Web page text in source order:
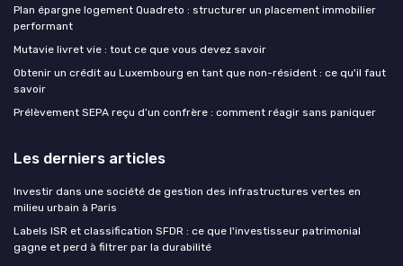
Plan épargne logement Quadreto : structurer un placement immobilier
performant
Mutavie livret vie : tout ce que vous devez savoir
Obtenir un crédit au Luxembourg en tant que non-résident : ce qu'il faut
savoir
Prélèvement SEPA reçu d’un confrère : comment réagir sans paniquer
Les derniers articles
Investir dans une société de gestion des infrastructures vertes en
milieu urbain à Paris
Labels ISR et classification SFDR : ce que l'investisseur patrimonial
gagne et perd à filtrer par la durabilité